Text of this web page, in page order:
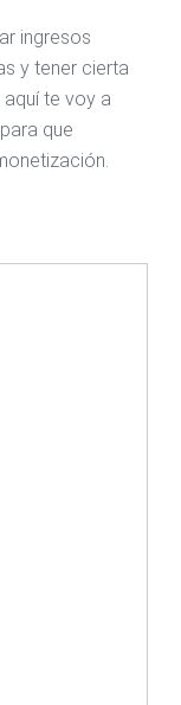
ingresos
y tener cierta
te voy a
que